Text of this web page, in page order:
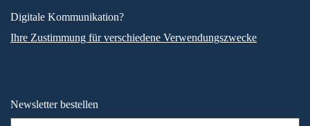
Digitale Kommunikation?
Ihre Zustimmung für verschiedene Verwendungszwecke
Newsletter bestellen